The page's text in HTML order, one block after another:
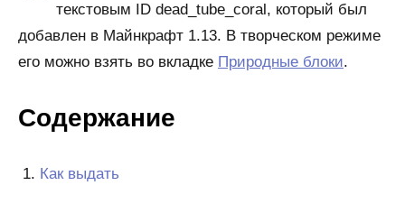
текстовым ID dead_tube_coral, который был
добавлен в Майнкрафт 1.13. В творческом режиме
его можно взять во вкладке Природные блоки.
Содержание
Как выдать